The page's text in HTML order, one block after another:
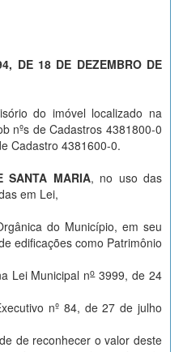
DE 18 DE DEZEMBRO DE
do imóvel localizado na
nºs de Cadastros 4381800-0
Cadastro 4381600-0.
SANTA MARIA, no uso das
em Lei,
do Município, em seu
edificações como Patrimônio
Lei Municipal no3999, de 24
nº 84, de 27 de julho
de reconhecer o valor deste